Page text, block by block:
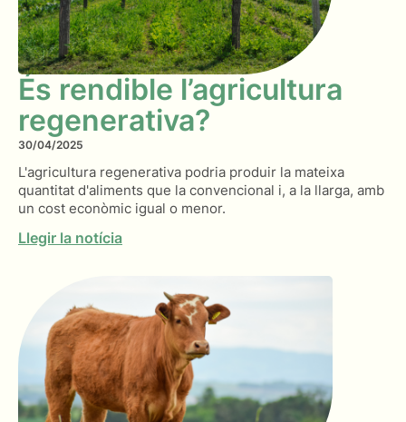
És rendible l’agricultura
regenerativa?
30/04/2025
L'agricultura regenerativa podria produir la mateixa
quantitat d'aliments que la convencional i, a la llarga, amb
un cost econòmic igual o menor.
Llegir la notícia